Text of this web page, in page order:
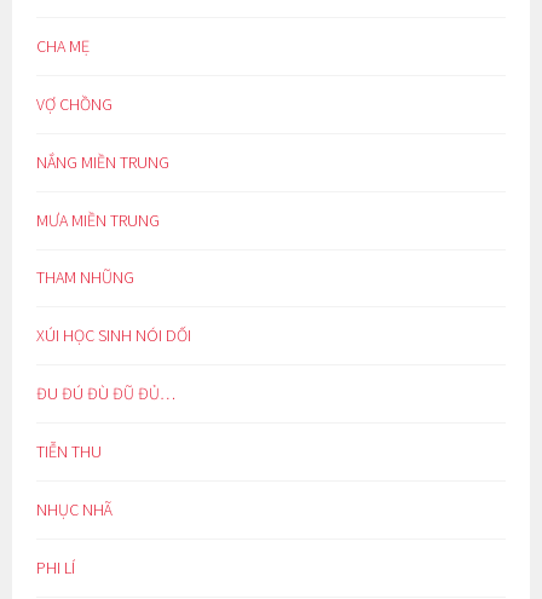
CHA MẸ
VỢ CHỒNG
NẮNG MIỀN TRUNG
MƯA MIỀN TRUNG
THAM NHŨNG
XÚI HỌC SINH NÓI DỐI
ĐU ĐÚ ĐÙ ĐŨ ĐỦ…
TIỄN THU
NHỤC NHÃ
PHI LÍ